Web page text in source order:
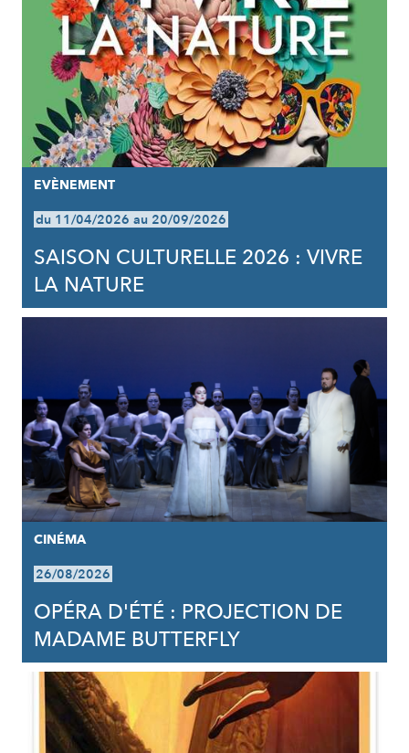
EVÈNEMENT
du 11/04/2026 au 20/09/2026
SAISON CULTURELLE 2026 : VIVRE
LA NATURE
CINÉMA
26/08/2026
OPÉRA D'ÉTÉ : PROJECTION DE
MADAME BUTTERFLY